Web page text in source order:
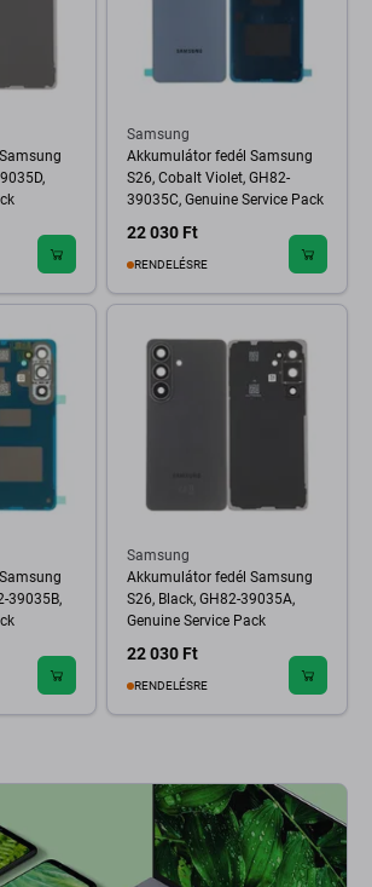
Samsung
Akkumulátor fedél Samsung
S26, Cobalt Violet, GH82-
39035C, Genuine Service Pack
22 030 Ft
RENDELÉSRE
39035B,
Samsung
Akkumulátor fedél Samsung
S26, Black, GH82-39035A,
Genuine Service Pack
22 030 Ft
RENDELÉSRE